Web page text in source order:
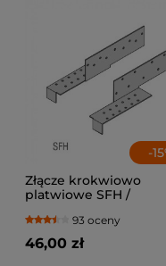
-15
Złącze krokwiowo
platwiowe SFH /
93 oceny
46,00 zł